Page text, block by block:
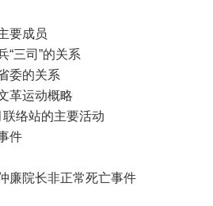
要成员
“三司”的关系
委的关系
革运动概略
络站的主要活动
件
廉院长非正常死亡事件